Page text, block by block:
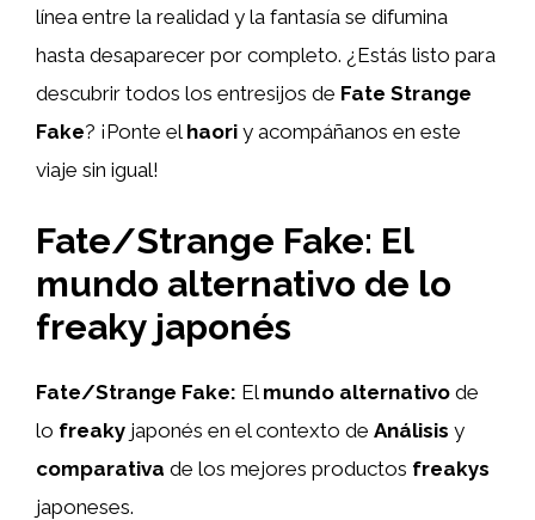
línea entre la realidad y la fantasía se difumina
hasta desaparecer por completo. ¿Estás listo para
descubrir todos los entresijos de Fate Strange
Fake? ¡Ponte el haori y acompáñanos en este
viaje sin igual!
Fate/Strange Fake: El
mundo alternativo de lo
freaky japonés
Fate/Strange Fake: El mundo alternativo de
lo freaky japonés en el contexto de Análisis y
comparativa de los mejores productos freakys
japoneses.